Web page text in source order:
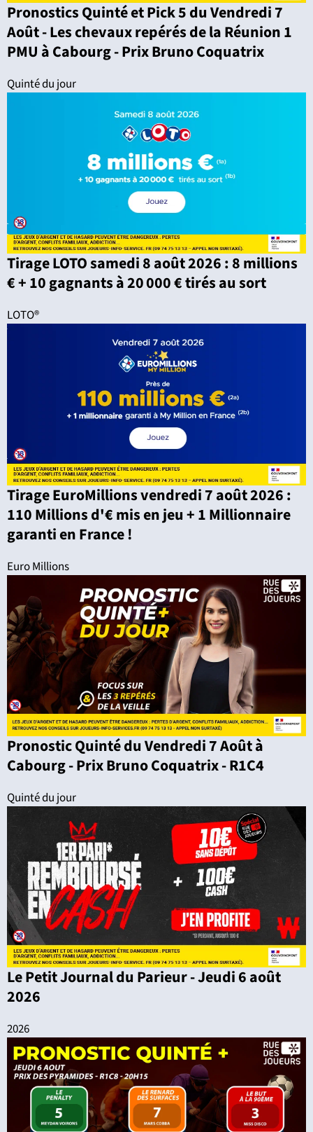
Pronostics Quinté et Pick 5 du Vendredi 7
Août - Les chevaux repérés de la Réunion 1
PMU à Cabourg - Prix Bruno Coquatrix
Quinté du jour
Tirage LOTO samedi 8 août 2026 : 8 millions
€ + 10 gagnants à 20 000 € tirés au sort
LOTO®
Tirage EuroMillions vendredi 7 août 2026 :
110 Millions d'€ mis en jeu + 1 Millionnaire
garanti en France !
Euro Millions
Pronostic Quinté du Vendredi 7 Août à
Cabourg - Prix Bruno Coquatrix - R1C4
Quinté du jour
Le Petit Journal du Parieur - Jeudi 6 août
2026
2026